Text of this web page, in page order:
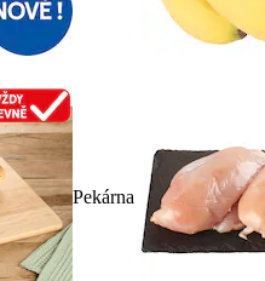
Pekárna